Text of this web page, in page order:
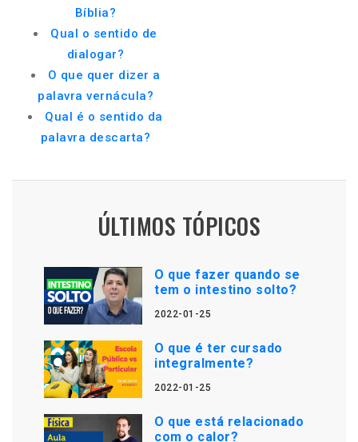
Bíblia?
Qual o sentido de
dialogar?
O que quer dizer a
palavra vernácula?
Qual é o sentido da
palavra descarta?
ÚLTIMOS TÓPICOS
O que fazer quando se
tem o intestino solto?
2022-01-25
O que é ter cursado
integralmente?
2022-01-25
O que está relacionado
com o calor?